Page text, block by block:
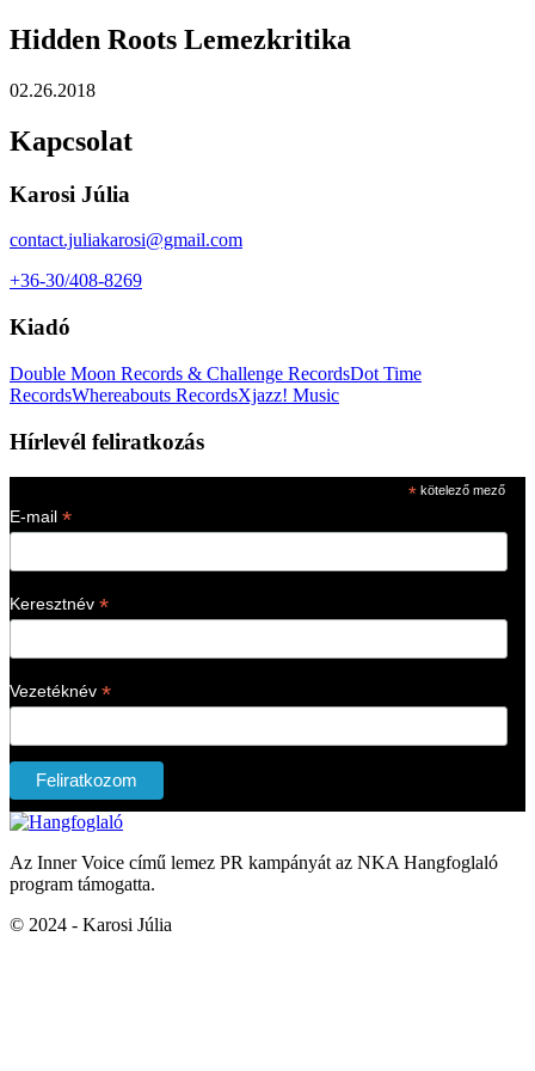
Hidden Roots Lemezkritika
02.26.2018
Kapcsolat
Karosi Júlia
contact.juliakarosi@gmail.com
+36-30/408-8269
Kiadó
Double Moon Records & Challenge RecordsDot Time
RecordsWhereabouts RecordsXjazz! Music
Hírlevél feliratkozás
*kötelező mező
E-mail *
Keresztnév *
Vezetéknév *
Az Inner Voice című lemez PR kampányát az NKA Hangfoglaló
program támogatta.
© 2024 - Karosi Júlia